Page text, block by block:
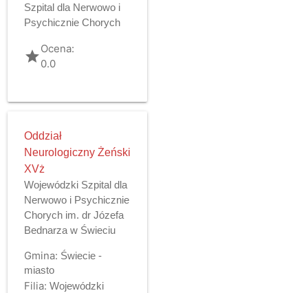
Szpital dla Nerwowo i
Psychicznie Chorych
gradeOcena:
0.0
Oddział
Neurologiczny Żeński
XVż
Wojewódzki Szpital dla
Nerwowo i Psychicznie
Chorych im. dr Józefa
Bednarza w Świeciu
Gmina: Świecie -
miasto
Filia: Wojewódzki